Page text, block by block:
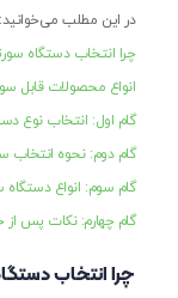
در این مطلب می‌خوانید:
چرا انتخاب دستگاه
انواع محصولات قابل
گام اول: انتخاب نوع
گام دوم: نحوه انتخاب
گام سوم: انواع
گام چهارم: نکات پس از
چرا انتخاب